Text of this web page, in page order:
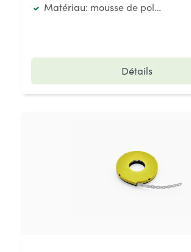
Matériau: mousse de polyéthylène
Détails